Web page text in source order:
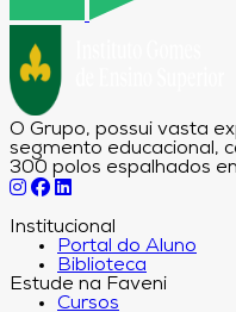
O Grupo, possui vasta
segmento educacional,
300 polos espalhados
Institucional
Portal do Aluno
Biblioteca
Estude na Faveni
Cursos